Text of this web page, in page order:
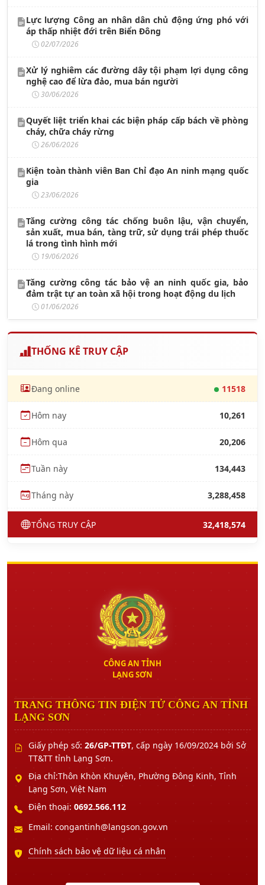
Lực lượng Công an nhân dân chủ động ứng phó với
áp thấp nhiệt đới trên Biển Đông
02/07/2026
Xử lý nghiêm các đường dây tội phạm lợi dụng công
nghệ cao để lừa đảo, mua bán người
30/06/2026
Quyết liệt triển khai các biện pháp cấp bách về phòng
cháy, chữa cháy rừng
26/06/2026
Kiện toàn thành viên Ban Chỉ đạo An ninh mạng quốc
gia
23/06/2026
Tăng cường công tác chống buôn lậu, vận chuyển,
sản xuất, mua bán, tàng trữ, sử dụng trái phép thuốc
lá trong tình hình mới
19/06/2026
Tăng cường công tác bảo vệ an ninh quốc gia, bảo
đảm trật tự an toàn xã hội trong hoạt động du lịch
01/06/2026
THỐNG KÊ TRUY CẬP
Đang online 11518
Hôm nay 10,261
Hôm qua 20,206
Tuần này 134,443
Tháng này 3,288,458
TỔNG TRUY CẬP 32,418,574
CÔNG AN TỈNH
LẠNG SƠN
TRANG THÔNG TIN ĐIỆN TỬ CÔNG AN TỈNH
LẠNG SƠN
Giấy phép số: 26/GP-TTĐT, cấp ngày 16/09/2024 bởi Sở
TT&TT tỉnh Lạng Sơn.
Địa chỉ:Thôn Khòn Khuyên, Phường Đông Kinh, Tỉnh
Lạng Sơn, Việt Nam
Điện thoại: 0692.566.112
Email: congantinh@langson.gov.vn
Chính sách bảo vệ dữ liệu cá nhân